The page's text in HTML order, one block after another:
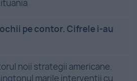
pe contor. Cifrele i-au
noii strategii americane.
marile intervenții cu